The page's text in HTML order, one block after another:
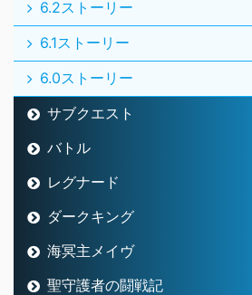
6.2ストーリー
6.1ストーリー
6.0ストーリー
サブクエスト
バトル
レグナード
ダークキング
海冥主メイヴ
聖守護者の闘戦記